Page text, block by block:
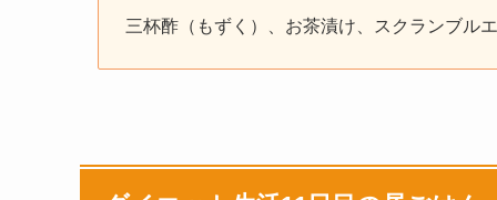
三杯酢（もずく）、お茶漬け、スクランブル